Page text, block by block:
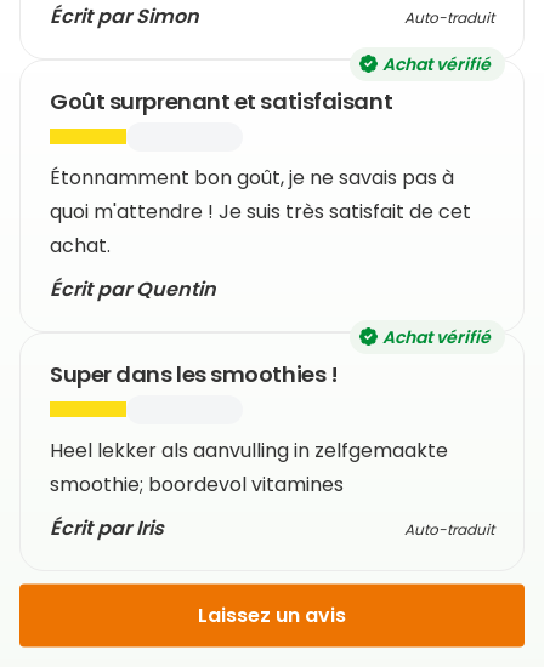
Écrit par Simon
Auto-traduit
Achat vérifié
Goût surprenant et satisfaisant
Étonnamment bon goût, je ne savais pas à
quoi m'attendre ! Je suis très satisfait de cet
achat.
Écrit par Quentin
Achat vérifié
Super dans les smoothies !
Heel lekker als aanvulling in zelfgemaakte
smoothie; boordevol vitamines
Écrit par Iris
Auto-traduit
Laissez un avis